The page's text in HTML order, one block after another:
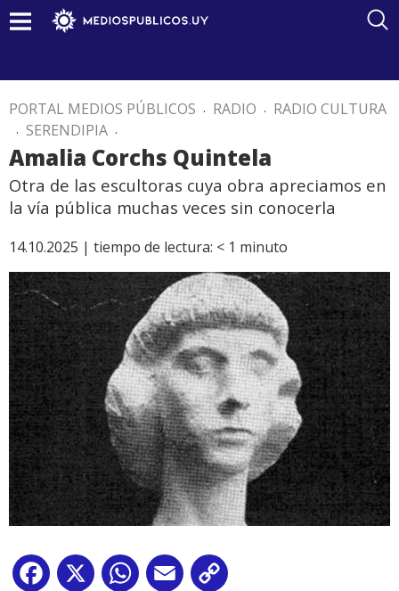
PORTAL MEDIOS PÚBLICOS . RADIO . RADIO CULTURA
. SERENDIPIA .
Amalia Corchs Quintela
Otra de las escultoras cuya obra apreciamos en
la vía pública muchas veces sin conocerla
14.10.2025 | tiempo de lectura: < 1 minuto
Facebook
X WhatsApp
Email